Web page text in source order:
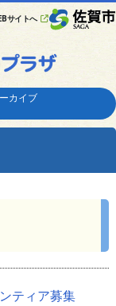
サイトへ
カイブ
ティア募集